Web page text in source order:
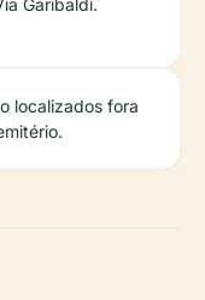
Garibaldi.
localizados fora